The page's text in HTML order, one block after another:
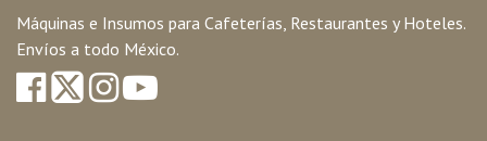
Máquinas e Insumos para Cafeterías, Restaurantes y Hoteles.
Envíos a todo México.